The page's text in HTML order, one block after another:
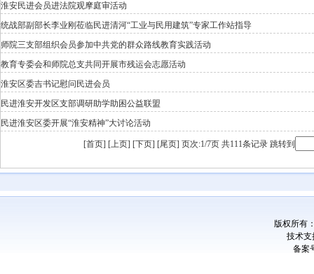
淮安民进会员进法院观摩庭审活动
统战部副部长李业刚莅临民进清河“工业与民用建筑”专家工作站指导
师院三支部组织会员参加中共党的群众路线教育实践活动
教育专委会和师院总支共同开展市残运会志愿活动
淮安区委吉书记慰问民进会员
民进淮安开发区支部调研助学助困公益联盟
民进淮安区委开展“淮安精神”大讨论活动
[首页] [上页] [下页] [尾页] 页次:1/7页 共111条记录 跳转到
版权所有
技术支
备案